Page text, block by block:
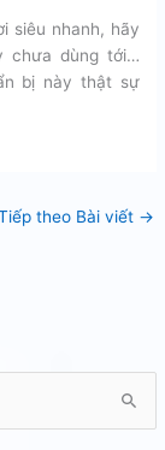
siêu nhanh, hãy
chưa dùng tới…
bị này thật sự
theo Bài viết →